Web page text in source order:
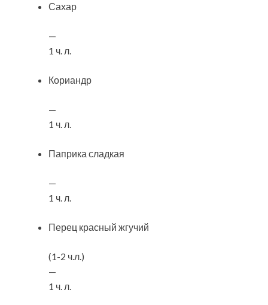
Сахар
—
1 ч. л.
Кориандр
—
1 ч. л.
Паприка сладкая
—
1 ч. л.
Перец красный жгучий
(1-2 ч.л.)
—
1 ч. л.